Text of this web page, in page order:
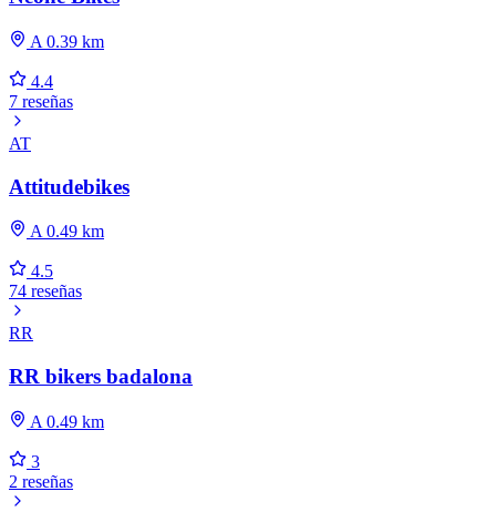
A 0.39 km
4.4
7 reseñas
AT
Attitudebikes
A 0.49 km
4.5
74 reseñas
RR
RR bikers badalona
A 0.49 km
3
2 reseñas